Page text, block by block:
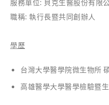
服務單位: 貝克生醫股份有限
職稱: 執行長暨共同創辦人
學歷
台灣大學醫學院微生物所
高雄醫學大學醫學檢驗暨